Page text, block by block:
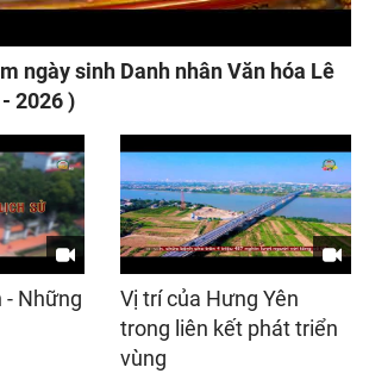
ngày sinh Danh nhân Văn hóa Lê
2026 )
- Những
Vị trí của Hưng Yên
trong liên kết phát triển
vùng